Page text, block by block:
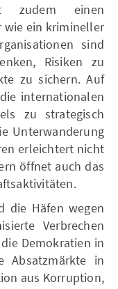
zudem einen
wie ein krimineller
sind
Risiken zu
zu sichern. Auf
internationalen
zu strategisch
Unterwanderung
erleichtert nicht
öffnet auch das
die Häfen wegen
Verbrechen
Demokratien in
Absatzmärkte in
aus Korruption,